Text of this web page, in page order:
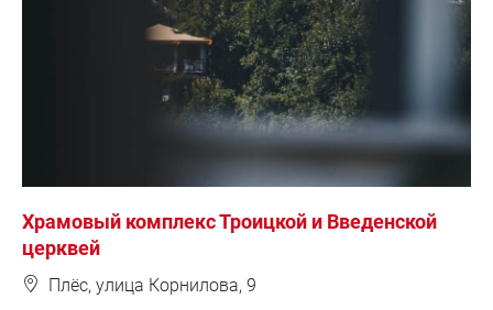
Храмовый комплекс Троицкой и Введенской
церквей
❽ Плёс, улица Корнилова, 9